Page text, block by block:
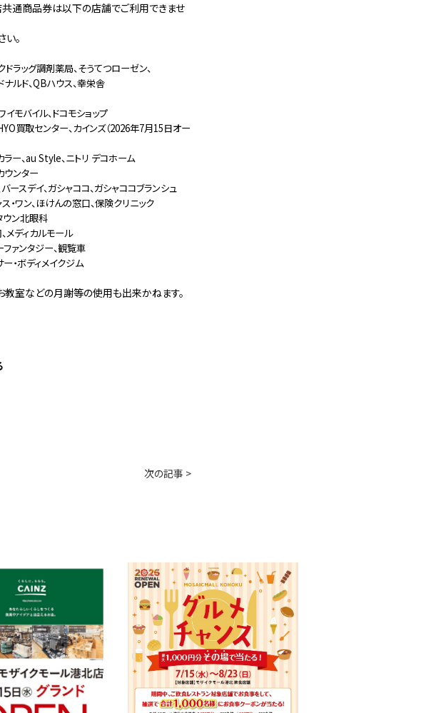
通商品券は以下の店舗でご利用できませ
い。
ラッグ調剤薬局、そうてつローゼン、
ド、QBハウス、幸栄舎
イモバイル、ドコモショップ
買取センター、カインズ（2026年7月15日オー
ラー、au Style、ニトリ デコホーム
ウンター
ースデイ、ガシャココ、ガシャココブランシュ
・ワン、ほけんの窓口、保険クリニック
ウン北眼科
メディカルモール
ファンタジー、観覧車
・ボディメイクジム
教室などの月謝等の使用も出来かねます。
次の記事 >